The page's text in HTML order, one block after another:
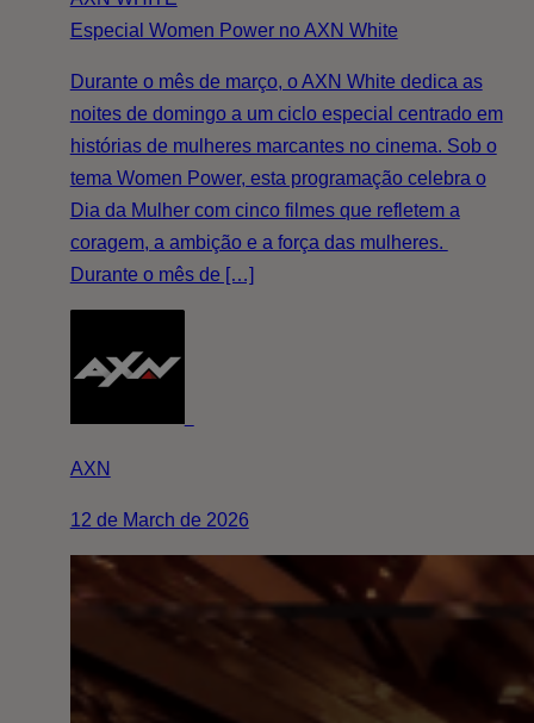
Especial Women Power no AXN White
Durante o mês de março, o AXN White dedica as
noites de domingo a um ciclo especial centrado em
histórias de mulheres marcantes no cinema. Sob o
tema Women Power, esta programação celebra o
Dia da Mulher com cinco filmes que refletem a
coragem, a ambição e a força das mulheres.
Durante o mês de […]
AXN
12 de March de 2026